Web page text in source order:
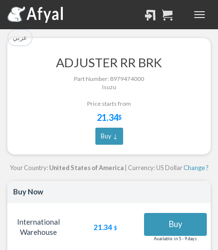
عربي
ADJUSTER RR BRK
Part Number: 8979474000
Isuzu
Price starts from
21.34$
Buy ↓
Your Country:United States of America| Currency: US DollarChange ?
Buy Now
International
Warehouse
21.34 $ Buy
Available in 5 - 9 days
تم إضافة القطعة بنجاح.
Part Successfully
Selected
تم إضافة القطعة للسلة
بنجاح.
Part Added to Cart